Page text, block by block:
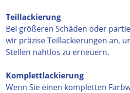
Teillackierung
Bei größeren Schäden oder
wir präzise Teillackierungen an,
Stellen nahtlos zu erneuern.
Komplettlackierung
Wenn Sie einen kompletten